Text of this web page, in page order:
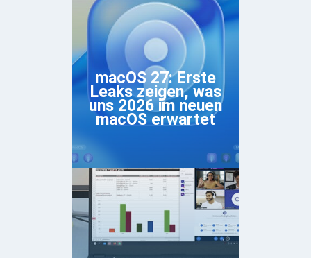
macOS 27: Erste
Leaks zeigen, was
uns 2026 im neuen
macOS erwartet